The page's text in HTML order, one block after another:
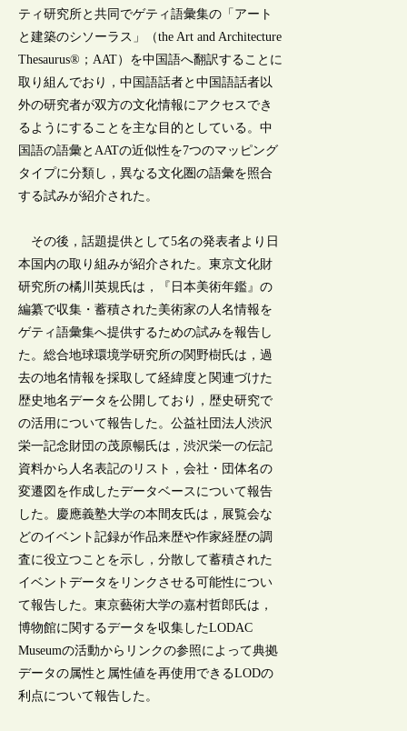
ティ研究所と共同でゲティ語彙集の「アート
と建築のシソーラス」（the Art and Architecture
Thesaurus®；AAT）を中国語へ翻訳することに
取り組んでおり，中国語話者と中国語話者以
外の研究者が双方の文化情報にアクセスでき
るようにすることを主な目的としている。中
国語の語彙とAATの近似性を7つのマッピング
タイプに分類し，異なる文化圏の語彙を照合
する試みが紹介された。
その後，話題提供として5名の発表者より日
本国内の取り組みが紹介された。東京文化財
研究所の橘川英規氏は，『日本美術年鑑』の
編纂で収集・蓄積された美術家の人名情報を
ゲティ語彙集へ提供するための試みを報告し
た。総合地球環境学研究所の関野樹氏は，過
去の地名情報を採取して経緯度と関連づけた
歴史地名データを公開しており，歴史研究で
の活用について報告した。公益社団法人渋沢
栄一記念財団の茂原暢氏は，渋沢栄一の伝記
資料から人名表記のリスト，会社・団体名の
変遷図を作成したデータベースについて報告
した。慶應義塾大学の本間友氏は，展覧会な
どのイベント記録が作品来歴や作家経歴の調
査に役立つことを示し，分散して蓄積された
イベントデータをリンクさせる可能性につい
て報告した。東京藝術大学の嘉村哲郎氏は，
博物館に関するデータを収集したLODAC
Museumの活動からリンクの参照によって典拠
データの属性と属性値を再使用できるLODの
利点について報告した。